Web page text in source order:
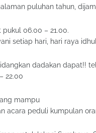
puluhan tahun,
06.00 – 21.00.
setiap hari, hari raya
dadakan dapat!!
22.00
mampu
acara peduli kumpulan